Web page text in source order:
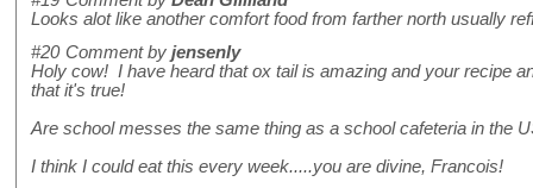
Looks alot like another comfort food from farther north usually
#20 Comment by jensenly
Holy cow! I have heard that ox tail is amazing and your recipe
that it's true!
Are school messes the same thing as a school cafeteria in the
I think I could eat this every week.....you are divine, Francois!